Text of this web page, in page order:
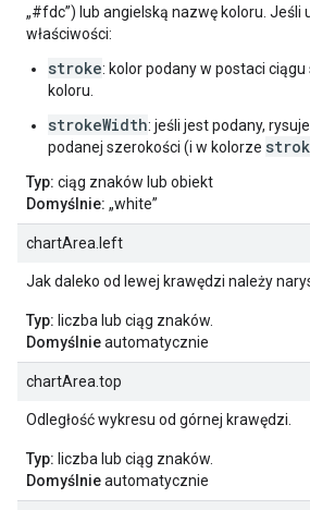
„#fdc”) lub angielską nazwę koloru.
właściwości:
stroke: kolor podany w postaci
koloru.
strokeWidth: jeśli jest podany,
podanej szerokości (i w kolorze
Typ: ciąg znaków lub obiekt
Domyślnie: „white”
chartArea.left
Jak daleko od lewej krawędzi należy
Typ: liczba lub ciąg znaków.
Domyślnieautomatycznie
chartArea.top
Odległość wykresu od górnej krawędzi.
Typ: liczba lub ciąg znaków.
Domyślnieautomatycznie